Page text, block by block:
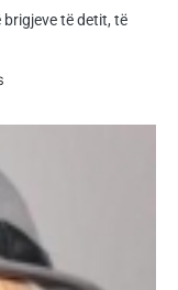
të detit, të